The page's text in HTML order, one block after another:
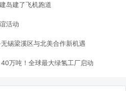
岛建了飞机跑道
活动
锡梁溪区与北美合作新机遇
万吨！全球最大绿氢工厂启动